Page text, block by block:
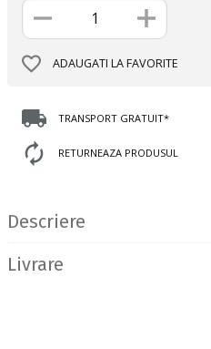
ADAUGATI LA FAVORITE
TRANSPORT GRATUIT*
RETURNEAZA PRODUSUL
Descriere
Livrare